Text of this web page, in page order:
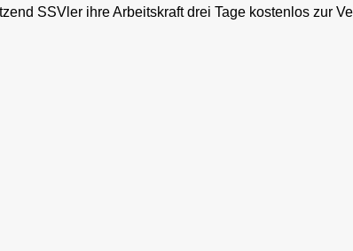
SSVler ihre Arbeitskraft drei Tage kostenlos zur